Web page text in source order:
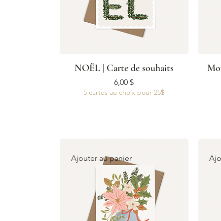
NOËL | Carte de souhaits
Prix
6,00 $
5 cartes au choix pour 25$
Ajouter au panier